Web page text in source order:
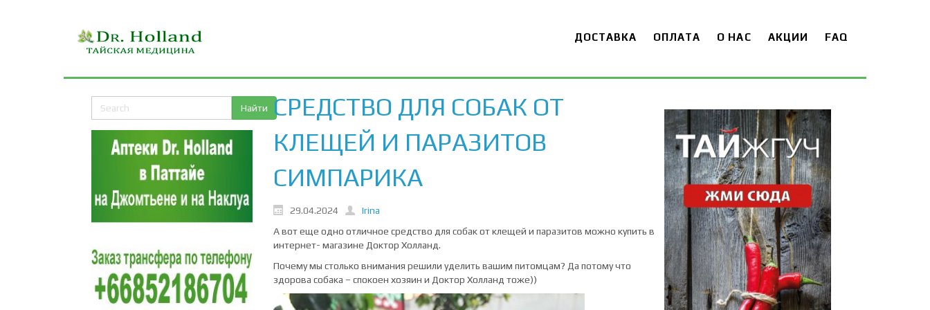
ДОСТАВКА ОПЛАТА О НАС АКЦИИ FAQ
СРЕДСТВО ДЛЯ СОБАК ОТ
КЛЕЩЕЙ И ПАРАЗИТОВ
СИМПАРИКА
29.04.2024
Irina
А вот еще одно отличное средство для собак от клещей и паразитов можно купить в
интернет- магазине Доктор Холланд.
Почему мы столько внимания решили уделить вашим питомцам? Да потому что
здорова собака – спокоен хозяин и Доктор Холланд тоже))